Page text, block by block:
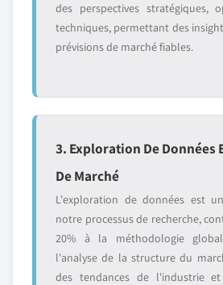
des perspectives stratégiques,
techniques, permettant des
prévisions de marché fiables.
3. Exploration De Données
De Marché
L'exploration de données est
notre processus de recherche,
20% à la méthodologie
l'analyse de la structure du
des tendances de l'industrie